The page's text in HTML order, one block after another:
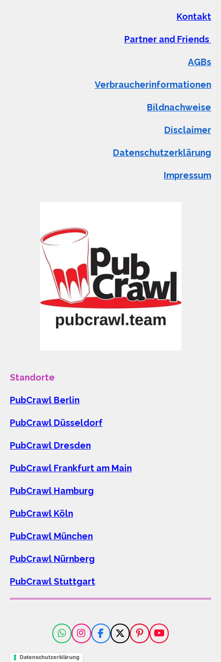
Kontakt
Partner and Friends
AGBs
Verbraucherinformationen
Bildnachweise
Disclaimer
Datenschutzerklärung
Impressum
Standorte
PubCrawl Berlin
PubCrawl Düsseldorf
PubCrawl Dresden
PubCrawl Frankfurt am Main
PubCrawl Hamburg
PubCrawl Köln
PubCrawl München
PubCrawl Nürnberg
PubCrawl Stuttgart
W
h
a
I
n
s
F
a
X
P
i
Y
o
Datenschutzerklärung